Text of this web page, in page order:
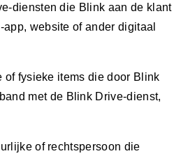
diensten die Blink aan de klant
website of ander digitaal
of fysieke items die door Blink
met de Blink Drive-dienst,
of rechtspersoon die